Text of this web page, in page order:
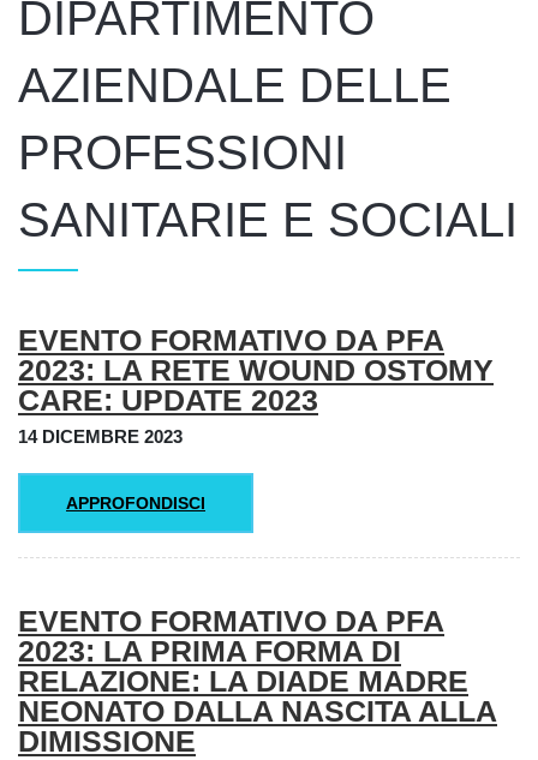
DIPARTIMENTO
AZIENDALE DELLE
PROFESSIONI
SANITARIE E SOCIALI
Titolo
EVENTO FORMATIVO DA PFA
2023: LA RETE WOUND OSTOMY
CARE: UPDATE 2023
14 DICEMBRE 2023
APPROFONDISCI
EVENTO FORMATIVO DA PFA
2023: LA PRIMA FORMA DI
RELAZIONE: LA DIADE MADRE
NEONATO DALLA NASCITA ALLA
DIMISSIONE